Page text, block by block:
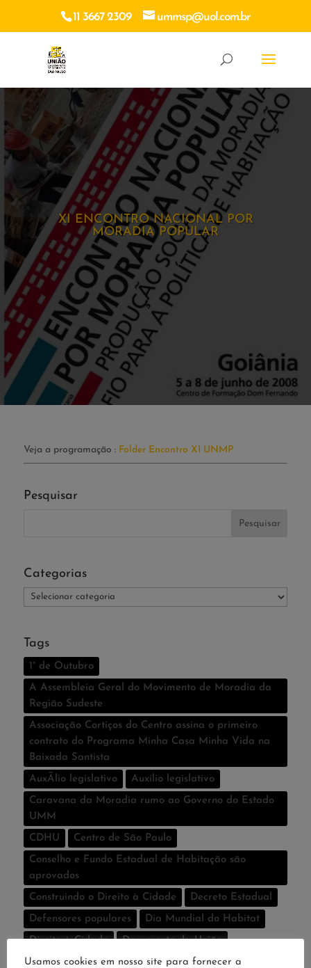
11 3667 2309 ummsp@uol.com.br
XI ENCONTRO NACIONAL POR
MORADIA POPULAR
Veja a programação : Folder Encontro XI UNMP
Pesquisar
Categorias
Categorias
Tags
1° de Outubro
A Assembleia Geral do Movimento de Moradia da
Região Sudeste
Associação Cortiços do Centro assina o primeiro
contrato do Programa Minha Casa Minha Vida na
Baixada Santista
AuxÃ­lio legislativo Auxí­lio legislativo
Caravana da Moradia rumo ao Governo do Estado
UMM
CDHU Centro de São Paulo
Conselho e Fundo Estadual de Habitação são
aprovados
Construindo o Direito à Cidade Decreto Estadual
Defensores populares Dia Mundial do Habitat
Direito à Cidade Documento da União
Documentos UMM Escolher Categoria
Usamos cookies em nosso site para fornecer a